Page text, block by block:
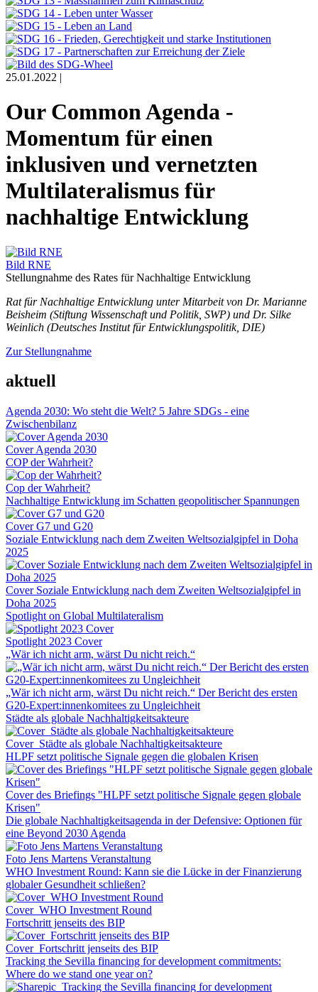
25.01.2022 |
Our Common Agenda -
Momentum für einen
inklusiven und vernetzten
Multilateralismus für
nachhaltige Entwicklung
Bild RNE
Stellungnahme des Rates für Nachhaltige Entwicklung
Rat für Nachhaltige Entwicklung unter Mitarbeit von Dr. Marianne
Beisheim (Stiftung Wissenschaft und Politik, SWP) und Dr. Silke
Weinlich (Deutsches Institut für Entwicklungspolitik, DIE)
Zur Stellungnahme
aktuell
Agenda 2030: Wo steht die Welt? 5 Jahre SDGs - eine
Zwischenbilanz
Cover Agenda 2030
COP der Wahrheit?
Cop der Wahrheit?
Nachhaltige Entwicklung im Schatten geopolitischer Spannungen
Cover G7 und G20
Soziale Entwicklung nach dem Zweiten Weltsozialgipfel in Doha
2025
Cover Soziale Entwicklung nach dem Zweiten Weltsozialgipfel in
Doha 2025
Spotlight on Global Multilateralism
Spotlight 2023 Cover
„Wär ich nicht arm, wärst Du nicht reich.“
„Wär ich nicht arm, wärst Du nicht reich.“ Der Bericht des ersten
G20-Expert:innenkomitees zu Ungleichheit
Städte als globale Nachhaltigkeitsakteure
Cover_Städte als globale Nachhaltigkeitsakteure
HLPF setzt politische Signale gegen die globalen Krisen
Cover des Briefings "HLPF setzt politische Signale gegen globale
Krisen"
Die globale Nachhaltigkeitsagenda in der Defensive: Optionen für
eine Beyond 2030 Agenda
Foto Jens Martens Veranstaltung
WHO Investment Round: Kann sie die Lücke in der Finanzierung
globaler Gesundheit schließen?
Cover_WHO Investment Round
Fortschritt jenseits des BIP
Cover_Fortschritt jenseits des BIP
Tracking the Sevilla financing for development commitments:
Where do we stand one year on?